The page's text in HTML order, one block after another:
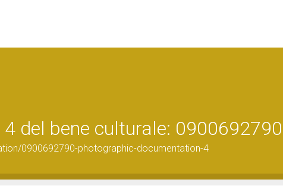
del bene culturale: 0900692790
0900692790-photographic-documentation-4